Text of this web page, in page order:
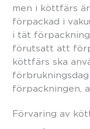
men i köttfärs
förpackad i
i tät
förutsatt att
köttfärs ska
förpackningen,
Förvaring av